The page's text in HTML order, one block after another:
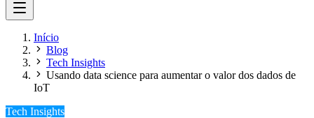
Início
Blog
Tech Insights
Usando data science para aumentar o valor dos dados de
IoT
Tech Insights